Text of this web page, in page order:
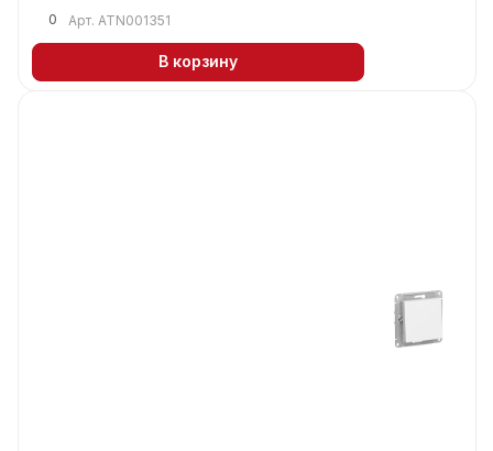
0 Арт. ATN001351
В корзину